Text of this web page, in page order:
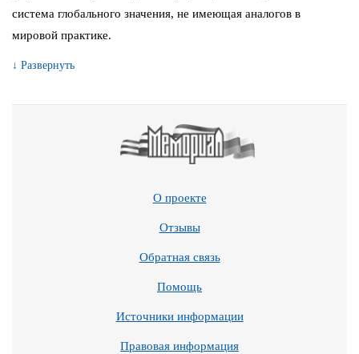
система глобального значения, не имеющая аналогов в
мировой практике.
↓ Развернуть
О проекте
Отзывы
Обратная связь
Помощь
Источники информации
Правовая информация